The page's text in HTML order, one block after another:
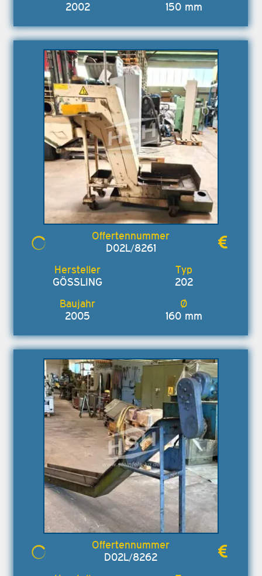
2002 150 mm
D02L/8261
GÖSSLING 202
2005 160 mm
D02L/8262